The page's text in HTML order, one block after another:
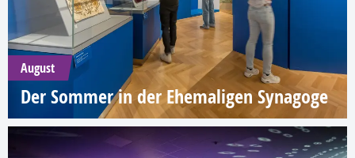
August
Der Sommer in der Ehemaligen Synagoge